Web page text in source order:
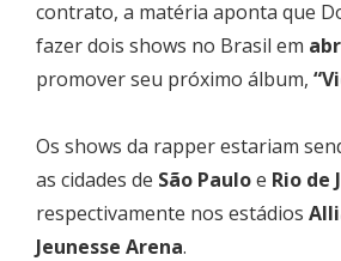
contrato, a matéria aponta que
fazer dois shows no Brasil em
promover seu próximo álbum,
Os shows da rapper estariam
as cidades de São Pauloe Rio de
respectivamente nos estádios
Jeunesse Arena.